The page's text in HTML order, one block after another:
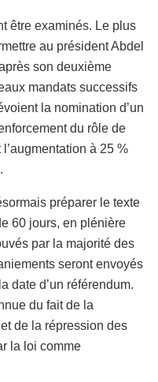
être examinés. Le plus
au président Abdel
son deuxième
mandats successifs
la nomination d’un
du rôle de
l’augmentation à 25 %
préparer le texte
60 jours, en plénière
par la majorité des
seront envoyés
date d’un référendum.
du fait de la
de la répression des
la loi comme